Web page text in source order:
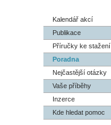
Kalendář akcí
Publikace
Příručky ke stažení
Poradna
Nejčastější otázky
Vaše příběhy
Inzerce
Kde hledat pomoc